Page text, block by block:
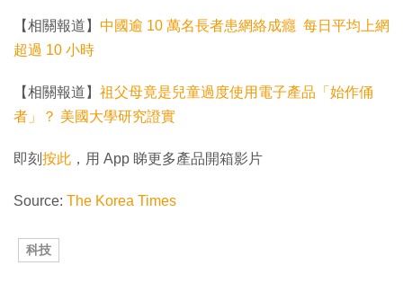
【相關報道】 中國逾 10 萬名長者患網絡成癮 每日平均上網
超過 10 小時
【相關報道】 祖父母竟是兒童過度使用電子產品「始作俑
者」？ 美國大學研究證實
即刻 按此 ，用 App 睇更多產品開箱影片
Source: The Korea Times
科技